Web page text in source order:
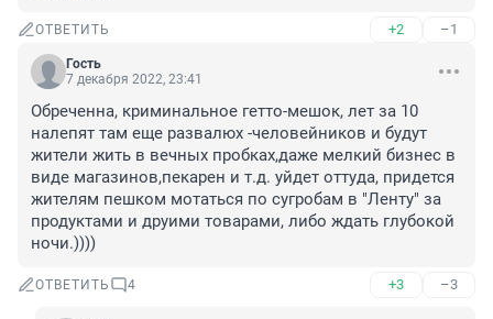
ОТВЕТИТЬ +2 –1
Гость
7 декабря 2022, 23:41
Обреченна, криминальное гетто-мешок, лет за 10
налепят там еще развалюх -человейников и будут
жители жить в вечных пробках,даже мелкий бизнес в
виде магазинов,пекарен и т.д. уйдет оттуда, придется
жителям пешком мотаться по сугробам в "Ленту" за
продуктами и друими товарами, либо ждать глубокой
ночи.))))
ОТВЕТИТЬ 4 +3 –3